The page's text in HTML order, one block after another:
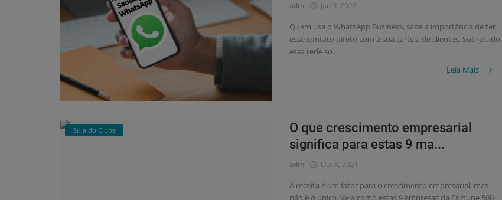
adm Jan 9, 2022
Quem usa o WhatsApp Business, sabe a importância de ter
esse contato direto com a sua cartela de clientes. Sobretudo,
essa rede so...
Leia Mais
Guia do Clube
O que crescimento empresarial
significa para estas 9 ma...
adm Out 4, 2021
A receita é um fator para o crescimento empresarial, mas
não é o único. Veja como estas 9 empresas da Fortune 500